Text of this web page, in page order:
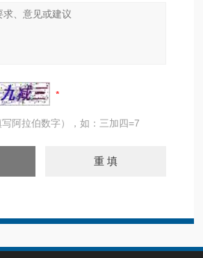
阿拉伯数字），如：三加四=7